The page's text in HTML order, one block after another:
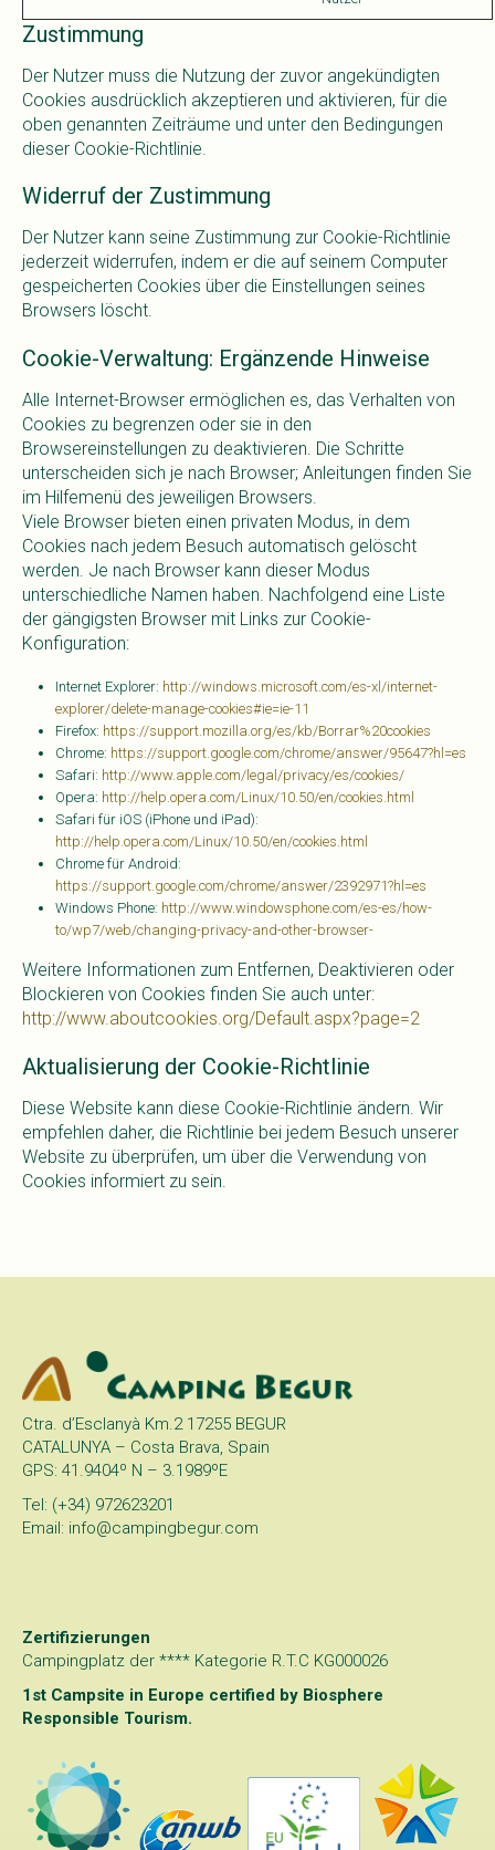
Zustimmung
Der Nutzer muss die Nutzung der zuvor angekündigten
Cookies ausdrücklich akzeptieren und aktivieren, für die
oben genannten Zeiträume und unter den Bedingungen
dieser Cookie-Richtlinie.
Widerruf der Zustimmung
Der Nutzer kann seine Zustimmung zur Cookie-Richtlinie
jederzeit widerrufen, indem er die auf seinem Computer
gespeicherten Cookies über die Einstellungen seines
Browsers löscht.
Cookie-Verwaltung: Ergänzende Hinweise
Alle Internet-Browser ermöglichen es, das Verhalten von
Cookies zu begrenzen oder sie in den
Browsereinstellungen zu deaktivieren. Die Schritte
unterscheiden sich je nach Browser; Anleitungen finden Sie
im Hilfemenü des jeweiligen Browsers.
Viele Browser bieten einen privaten Modus, in dem
Cookies nach jedem Besuch automatisch gelöscht
werden. Je nach Browser kann dieser Modus
unterschiedliche Namen haben. Nachfolgend eine Liste
der gängigsten Browser mit Links zur Cookie-
Konfiguration:
Internet Explorer: http://windows.microsoft.com/es-xl/internet-
explorer/delete-manage-cookies#ie=ie-11
Firefox: https://support.mozilla.org/es/kb/Borrar%20cookies
Chrome: https://support.google.com/chrome/answer/95647?hl=es
Safari: http://www.apple.com/legal/privacy/es/cookies/
Opera: http://help.opera.com/Linux/10.50/en/cookies.html
Safari für iOS (iPhone und iPad):
http://help.opera.com/Linux/10.50/en/cookies.html
Chrome für Android:
https://support.google.com/chrome/answer/2392971?hl=es
Windows Phone: http://www.windowsphone.com/es-es/how-
to/wp7/web/changing-privacy-and-other-browser-
Weitere Informationen zum Entfernen, Deaktivieren oder
Blockieren von Cookies finden Sie auch unter:
http://www.aboutcookies.org/Default.aspx?page=2
Aktualisierung der Cookie-Richtlinie
Diese Website kann diese Cookie-Richtlinie ändern. Wir
empfehlen daher, die Richtlinie bei jedem Besuch unserer
Website zu überprüfen, um über die Verwendung von
Cookies informiert zu sein.
Ctra. d’Esclanyà Km.2 17255 BEGUR
CATALUNYA – Costa Brava, Spain
GPS: 41.9404º N – 3.1989ºE
Tel: (+34) 972623201
Email: info@campingbegur.com
Zertifizierungen
Campingplatz der **** Kategorie R.T.C KG000026
1st Campsite in Europe certified by Biosphere
Responsible Tourism.